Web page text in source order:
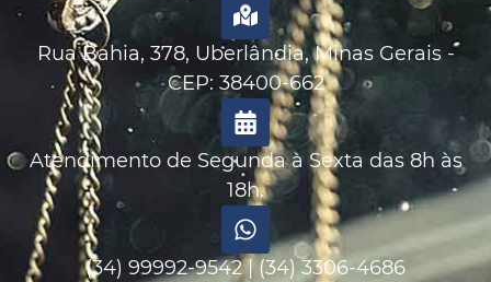
Rua Bahia, 378, Uberlândia, Minas Gerais -
CEP: 38400-662
Atendimento de Segunda à Sexta das 8h às
18h.
(34) 99992-9542 | (34) 3306-4686